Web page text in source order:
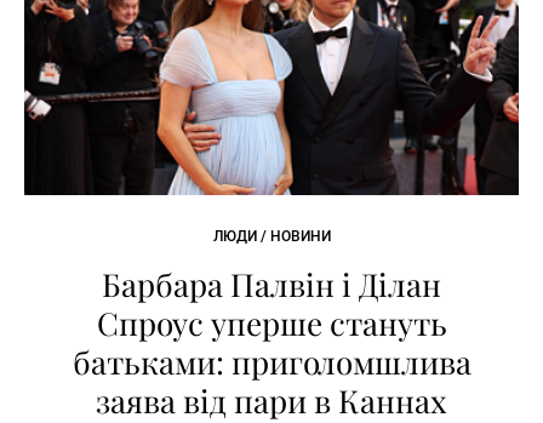
ЛЮДИ / НОВИНИ
Барбара Палвін і Ділан
Спроус уперше стануть
батьками: приголомшлива
заява від пари в Каннах